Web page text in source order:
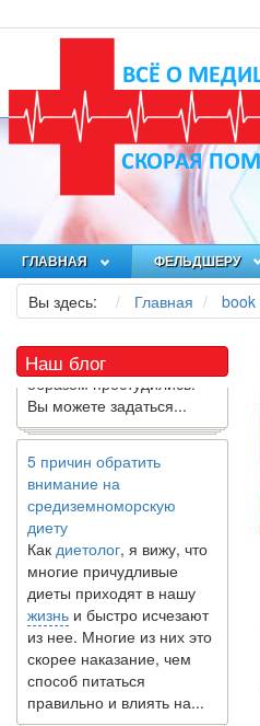
ГЛАВНАЯ ФЕЛЬДШЕРУ
Вы здесь: Главная book
Наш блог
Как я заболел во время
локдауна?
Это странная ситуация:
вы соблюдали все меры
предосторожности
COVID-19 (вы почти все
время дома), но, тем не
менее, вы каким-то
образом простудились.
Вы можете задаться...
5 причин обратить
внимание на
средиземноморскую
диету
Какдиетолог
многие причудливые
диеты приходят в нашу
жизньи быстро исчезают
из нее. Многие из них это
скорее наказание, чем
способ питаться
правильно и влиять на...